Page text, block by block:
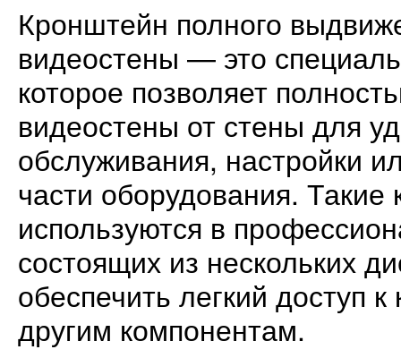
Кронштейн полного
видеостены — это
которое позволяет
видеостены от стены для
обслуживания, настройки
части оборудования.
используются в
состоящих из нескольких
обеспечить легкий доступ
другим компонентам.